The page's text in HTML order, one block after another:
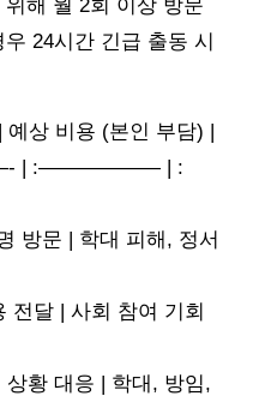
해 월 2회 이상 방문
24시간 긴급 출동 시
예상 비용 (본인 부담) |
| :—————— | :
방문 | 학대 피해, 정서
전달 | 사회 참여 기회
황 대응 | 학대, 방임,